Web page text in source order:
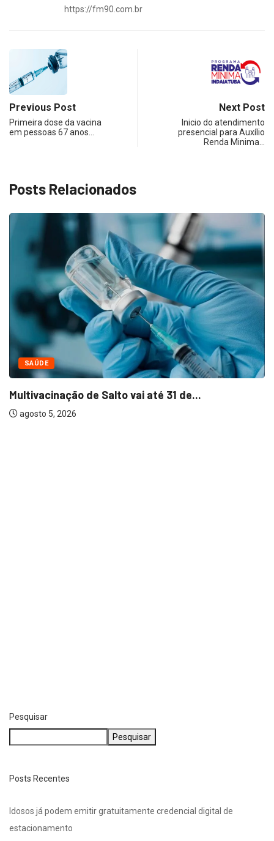
https://fm90.com.br
Previous Post
Primeira dose da vacina
em pessoas 67 anos…
Next Post
Inicio do atendimento
presencial para Auxílio
Renda Minima…
Posts Relacionados
SAÚDE
Multivacinação de Salto vai até 31 de...
agosto 5, 2026
Pesquisar
Pesquisar
Posts Recentes
Idosos já podem emitir gratuitamente credencial digital de
estacionamento